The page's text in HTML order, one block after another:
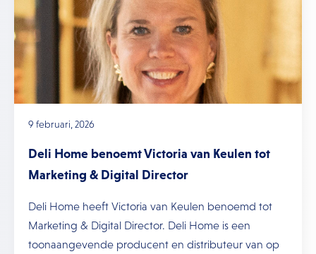
9 februari, 2026
Deli Home benoemt Victoria van Keulen tot
Marketing & Digital Director
Deli Home heeft Victoria van Keulen benoemd tot
Marketing & Digital Director. Deli Home is een
toonaangevende producent en distributeur van op